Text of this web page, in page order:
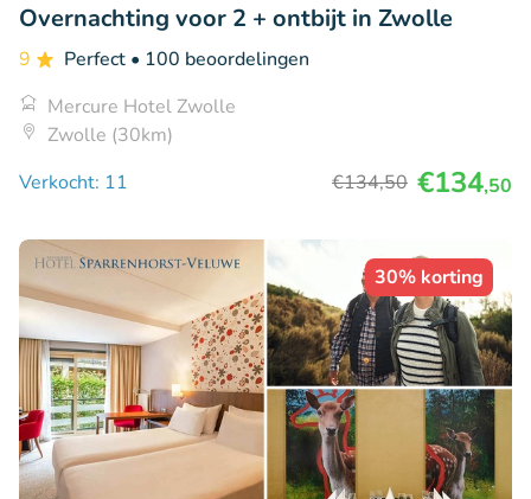
Overnachting voor 2 + ontbijt in Zwolle
9 Perfect • 100 beoordelingen
Mercure Hotel Zwolle
Zwolle (30km)
Verkocht: 11
€134,50 €134,50
30% korting